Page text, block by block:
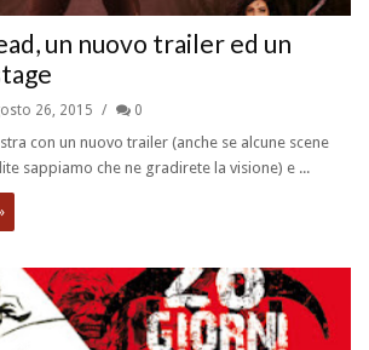
un nuovo trailer ed un
26, 2015 0
con un nuovo trailer (anche se alcune scene
sappiamo che ne gradirete la visione) e ...